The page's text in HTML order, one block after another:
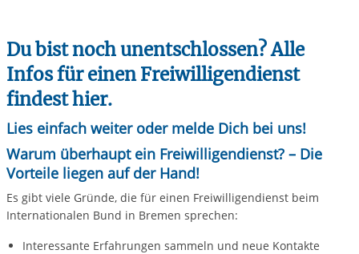
Du bist noch unentschlossen? Alle
Infos für einen Freiwilligendienst
findest hier.
Lies einfach weiter oder melde Dich bei uns!
Warum überhaupt ein Freiwilligendienst? – Die
Vorteile liegen auf der Hand!
Es gibt viele Gründe, die für einen Freiwilligendienst beim
Internationalen Bund in Bremen sprechen:
Interessante Erfahrungen sammeln und neue Kontakte